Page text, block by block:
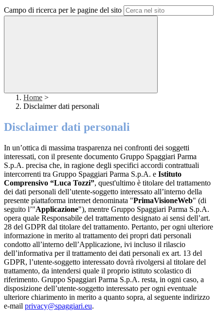
Campo di ricerca per le pagine del sito
Home >
Disclaimer dati personali
Disclaimer dati personali
In un’ottica di massima trasparenza nei confronti dei soggetti
interessati, con il presente documento Gruppo Spaggiari Parma
S.p.A. precisa che, in ragione degli specifici accordi contrattuali
intercorrenti tra Gruppo Spaggiari Parma S.p.A. e Istituto
Comprensivo “Luca Tozzi”, quest'ultimo è titolare del trattamento
dei dati personali dell’utente-soggetto interessato all’interno della
presente piattaforma internet denominata "PrimaVisioneWeb" (di
seguito l’"Applicazione"), mentre Gruppo Spaggiari Parma S.p.A.
opera quale Responsabile del trattamento designato ai sensi dell’art.
28 del GDPR dal titolare del trattamento. Pertanto, per ogni ulteriore
informazione in merito al trattamento dei propri dati personali
condotto all’interno dell’Applicazione, ivi incluso il rilascio
dell’informativa per il trattamento dei dati personali ex art. 13 del
GDPR, l’utente-soggetto interessato dovrà rivolgersi al titolare del
trattamento, da intendersi quale il proprio istituto scolastico di
riferimento. Gruppo Spaggiari Parma S.p.A. resta, in ogni caso, a
disposizione dell’utente-soggetto interessato per ogni eventuale
ulteriore chiarimento in merito a quanto sopra, al seguente indirizzo
e-mail privacy@spaggiari.eu.